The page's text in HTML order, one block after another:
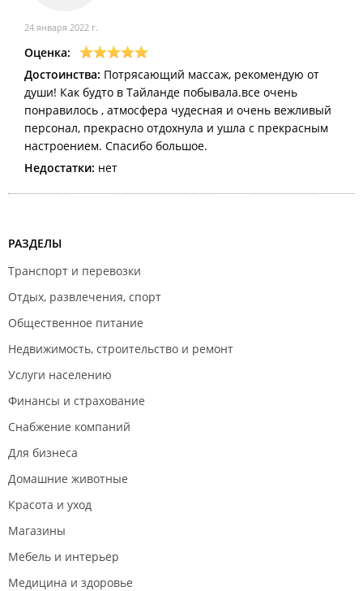
24 января 2022 г.
Оценка:
Достоинства: Потрясающий массаж, рекомендую от
души! Как будто в Тайланде побывала.все очень
понравилось , атмосфера чудесная и очень вежливый
персонал, прекрасно отдохнула и ушла с прекрасным
настроением. Спасибо большое.
Недостатки: нет
РАЗДЕЛЫ
Транспорт и перевозки
Отдых, развлечения, спорт
Общественное питание
Недвижимость, строительство и ремонт
Услуги населению
Финансы и страхование
Снабжение компаний
Для бизнеса
Домашние животные
Красота и уход
Магазины
Мебель и интерьер
Медицина и здоровье